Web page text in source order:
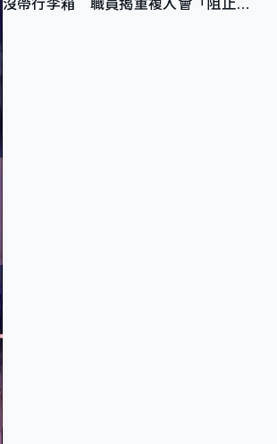
沒帶行李箱 職員揭重複入會「阻止唔